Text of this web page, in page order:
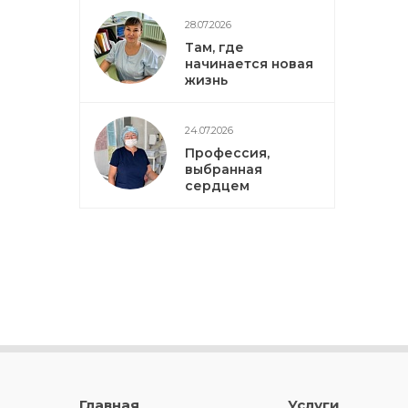
28.07.2026
Там, где
начинается новая
жизнь
24.07.2026
Профессия,
выбранная
сердцем